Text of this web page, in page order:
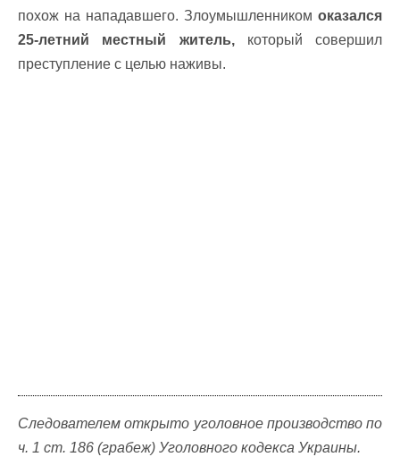
похож на нападавшего. Злоумышленником оказался
25-летний местный житель,который совершил
преступление с целью наживы.
Следователем открыто уголовное производство по
ч. 1 ст. 186 (грабеж) Уголовного кодекса Украины.